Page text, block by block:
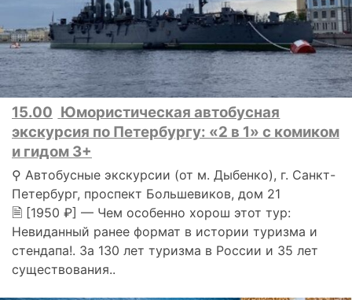
15.00 Юмористическая автобусная
экскурсия по Петербургу: «2 в 1» с комиком
и гидом 3+
⚲ Автобусные экскурсии (от м. Дыбенко), г. Санкт-
Петербург, проспект Большевиков, дом 21
🗎 [1950 ₽] — Чем особенно хорош этот тур:
Невиданный ранее формат в истории туризма и
стендапа!. За 130 лет туризма в России и 35 лет
существования..